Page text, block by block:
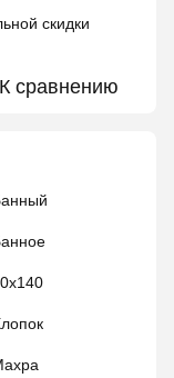
скидки
К сравнению